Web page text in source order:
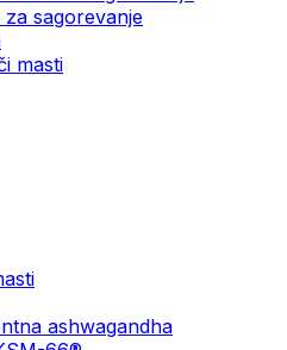
sagorevanje
masti
ashwagandha